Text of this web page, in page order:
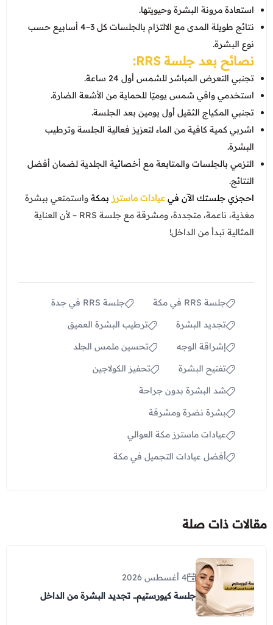
استعادة مرونة البشرة وحيويتها.
نتائج طويلة المدى مع الالتزام بالجلسات كل 3–4 أسابيع حسب
نوع البشرة.
نصائح بعد جلسة RRS:
تجنبي التعرض المباشر للشمس أول 24 ساعة.
استخدمي واقي شمس يوميًا للحماية من الأشعة الضارة.
تجنبي المكياج الثقيل أول يومين بعد الجلسة.
اشربي كمية كافية من الماء لتعزيز فعالية الجلسة وترطيب
البشرة.
التزمي بالجلسات والمتابعة مع أخصائية الجلدية لضمان أفضل
النتائج.
احجزي جلستك الآن فيعيادات ماسترزبمكةواستمتعي ببشرة
مغذية، ناعمة، متجددة، ومشرقة مع جلسة RRS – لأن العناية
المثالية تبدأ من الداخل!
جلسة RRS في مكة
جلسة RRS في جدة
تجديد البشرة
ترطيب البشرة العميق
إشراقة الوجه
تحسين ملمس الجلد
تفتيح البشرة
تحفيز الكولاجين
شد البشرة بدون جراحة
بشرة نضرة ومشرقة
عيادات ماسترز مكة العوالي
أفضل عيادات التجميل في مكة
مقالات ذات صلة
4 أغسطس 2026
جلسة كيورستيم.. تجديد البشرة من الداخل